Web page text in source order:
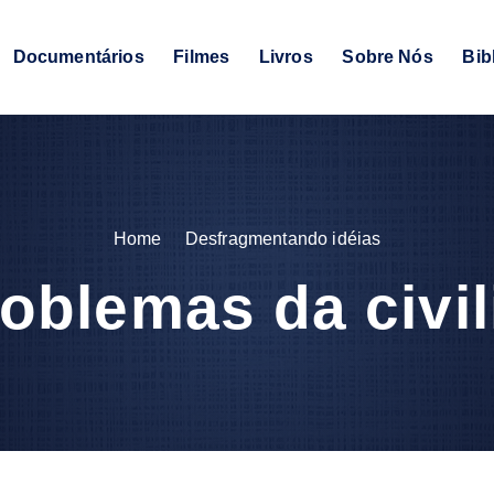
Documentários Filmes Livros Sobre Nós
Home Desfragmentando idéias
da